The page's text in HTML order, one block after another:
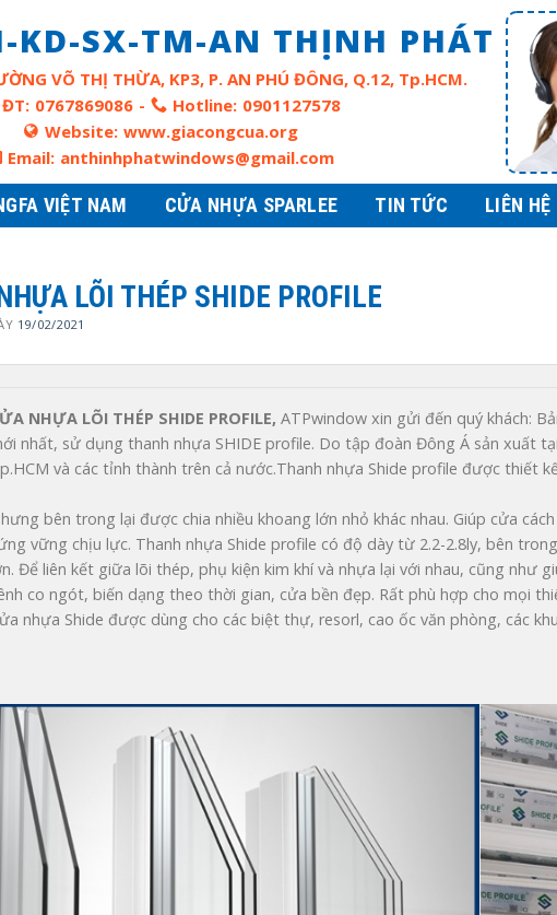
KD-SX-TM-AN THỊNH PHÁT
VÕ THỊ THỪA, KP3, P. AN PHÚ ĐÔNG, Q.12, Tp.HCM.
ĐT: 0767869086 - Hotline: 0901127578
Website: www.giacongcua.org
Email: anthinhphatwindows@gmail.com
VIỆT NAM CỬA NHỰA SPARLEE TIN TỨC LIÊN HỆ
LÕI THÉP SHIDE PROFILE
19/02/2021
NHỰA LÕI THÉP SHIDE PROFILE, ATPwindow xin gửi đến quý khách:
nhất, sử dụng thanh nhựa SHIDE profile. Do tập đoàn Đông Á sản xuất
và các tỉnh thành trên cả nước.Thanh nhựa Shide profile được thiết
bên trong lại được chia nhiều khoang lớn nhỏ khác nhau. Giúp cửa
vững chịu lực. Thanh nhựa Shide profile có độ dày từ 2.2-2.8ly, bên
Để liên kết giữa lõi thép, phụ kiện kim khí và nhựa lại với nhau, cũng như
co ngót, biến dạng theo thời gian, cửa bền đẹp. Rất phù hợp cho mọi
nhựa Shide được dùng cho các biệt thự, resorl, cao ốc văn phòng, các